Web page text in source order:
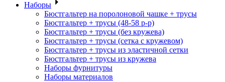
Наборы
Бюстгальтер на поролоновой чашке + трусы
Бюстгальтер + трусы (48-58 р-р)
Бюстгальтер + трусы (без кружева)
Бюстгальтер + трусы (сетка с кружевом)
Бюстгальтер + трусы из эластичной сетки
Бюстгальтер + трусы из кружева
Наборы фурнитуры
Наборы материалов